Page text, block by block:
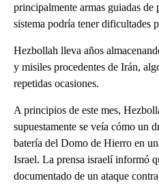
principalmente armas guiadas de
sistema podría tener dificultades
Hezbollah lleva años
y misiles procedentes de Irán,
repetidas ocasiones.
A principios de este mes,
supuestamente se veía cómo un
batería del Domo de Hierro en
Israel. La prensa israelí informó
documentado de un ataque